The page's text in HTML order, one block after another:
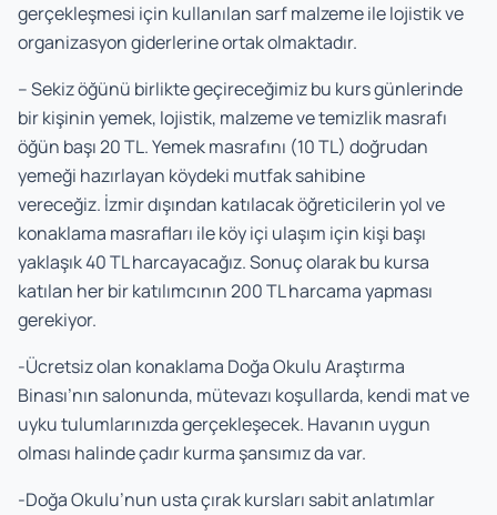
gerçekleşmesi için kullanılan sarf malzeme ile lojistik ve
organizasyon giderlerine ortak olmaktadır.
– Sekiz öğünü birlikte geçireceğimiz bu kurs günlerinde
bir kişinin yemek, lojistik, malzeme ve temizlik masrafı
öğün başı 20 TL. Yemek masrafını (10 TL) doğrudan
yemeği hazırlayan köydeki mutfak sahibine
vereceğiz. İzmir dışından katılacak öğreticilerin yol ve
konaklama masrafları ile köy içi ulaşım için kişi başı
yaklaşık 40 TL harcayacağız. Sonuç olarak bu kursa
katılan her bir katılımcının 200 TL harcama yapması
gerekiyor.
-Ücretsiz olan konaklama Doğa Okulu Araştırma
Binası’nın salonunda, mütevazı koşullarda, kendi mat ve
uyku tulumlarınızda gerçekleşecek. Havanın uygun
olması halinde çadır kurma şansımız da var.
-Doğa Okulu’nun usta çırak kursları sabit anlatımlar